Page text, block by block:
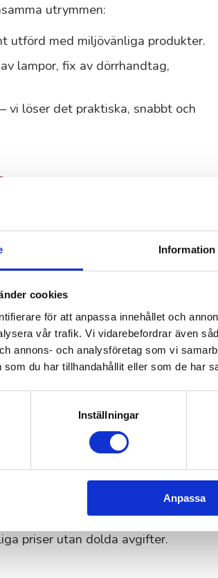
Information
cookies
för att anpassa innehållet och
vår trafik. Vi vidarebefordrar även
annons- och analysföretag som vi
som du har tillhandahållit eller som de har
Inställningar
Anpassa
utrymmen:
utförd med miljövänliga produkter.
lampor, fix av dörrhandtag,
vi löser det praktiska, snabbt och
i
för helhetsintrycket för ert
trädgårdstjänster för
rutiner.
gångvägar.
i
helt och hållet på uppdragets
om det handlar om bemanning
priser utan dolda avgifter.